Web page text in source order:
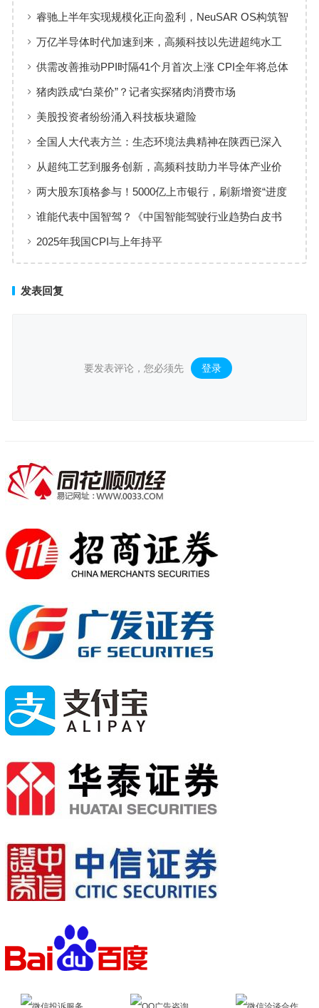
睿驰上半年实现规模化正向盈利，NeuSAR OS构筑智
能汽车软件增长新引擎
万亿半导体时代加速到来，高频科技以先进超纯水工
艺赋能高端制造
供需改善推动PPI时隔41个月首次上涨 CPI全年将总体
保持温和上涨趋势
猪肉跌成“白菜价”？记者实探猪肉消费市场
美股投资者纷纷涌入科技板块避险
全国人大代表方兰：生态环境法典精神在陕西已深入
人心
从超纯工艺到服务创新，高频科技助力半导体产业价
值共创
两大股东顶格参与！5000亿上市银行，刷新增资“进度
条”
谁能代表中国智驾？《中国智能驾驶行业趋势白皮书
（2025）》点名华为、元戎、Momenta
2025年我国CPI与上年持平
发表回复
要发表评论，您必须先 登录 。